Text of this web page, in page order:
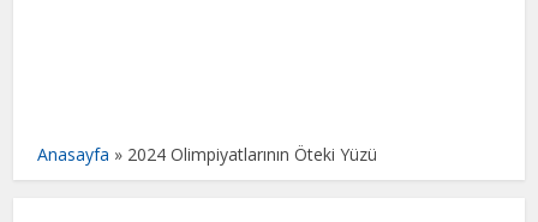
Anasayfa » 2024 Olimpiyatlarının Öteki Yüzü